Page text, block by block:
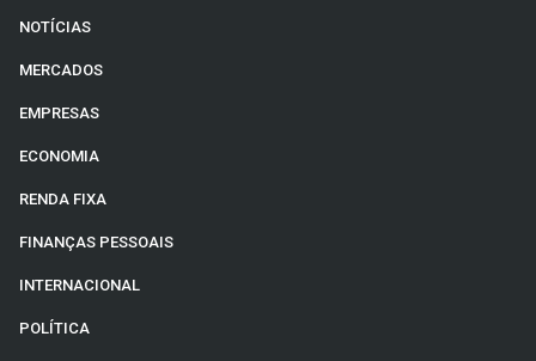
NOTÍCIAS
MERCADOS
EMPRESAS
ECONOMIA
RENDA FIXA
FINANÇAS PESSOAIS
INTERNACIONAL
POLÍTICA